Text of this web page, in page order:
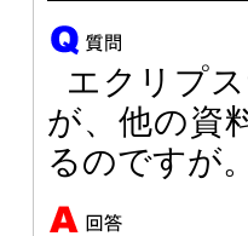
エクリプ
が、他の資
るのですが。